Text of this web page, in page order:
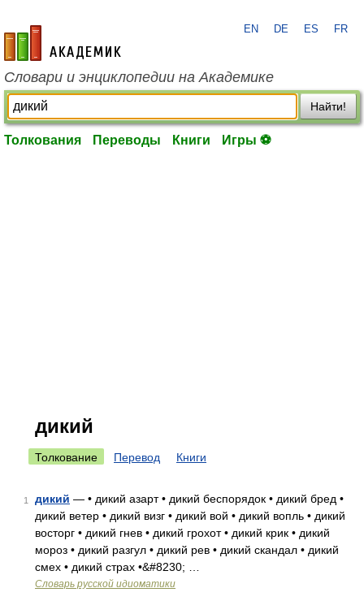
academic.ru
EN DE ES FR
Словари и энциклопедии на Академике
Найти!
Толкования Переводы Книги Игры ⚽
дикий
Толкование Перевод Книги
1 дикий — • дикий азарт • дикий беспорядок • дикий бред •
дикий ветер • дикий визг • дикий вой • дикий вопль • дикий
восторг • дикий гнев • дикий грохот • дикий крик • дикий
мороз • дикий разгул • дикий рев • дикий скандал • дикий
смех • дикий страх •&#8230; …
Словарь русской идиоматики